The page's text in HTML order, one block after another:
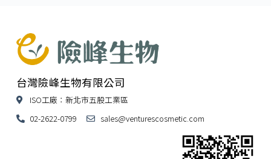
台灣險峰生物有限公司
ISO工廠：新北市五股工業區
02-2622-0799
sales@venturescosmetic.com